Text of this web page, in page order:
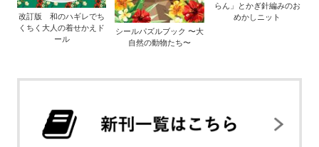
改訂版 和のハギレでち
くちく大人の着せかえド
ール
シールパズルブック 〜大
自然の動物たち〜
らん」とかぎ針編みのお
めかしニット